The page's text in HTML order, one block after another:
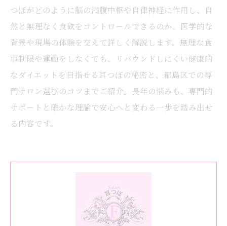
つぼがどのように脳の満腹中枢や自律神経に作用し、自
然と無理なく食欲をコントロールできるのか、医学的な
背景や現場の体験を交えて詳しく解説します。無理な食
事制限や運動をしなくても、リバウンドしにくい健康的
なダイエットを目指せる耳つぼの秘密と、都島区での専
門サロン選びのコツまでご紹介。長年の悩みも、専門的
サポートと確かな理論で安心へと変わる一歩を踏み出せ
る内容です。